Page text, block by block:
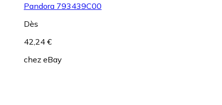
Pandora 793439C00
Dès
42,24 €
chez eBay